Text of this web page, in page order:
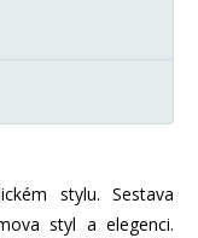
stylu. Sestava
styl a elegenci.